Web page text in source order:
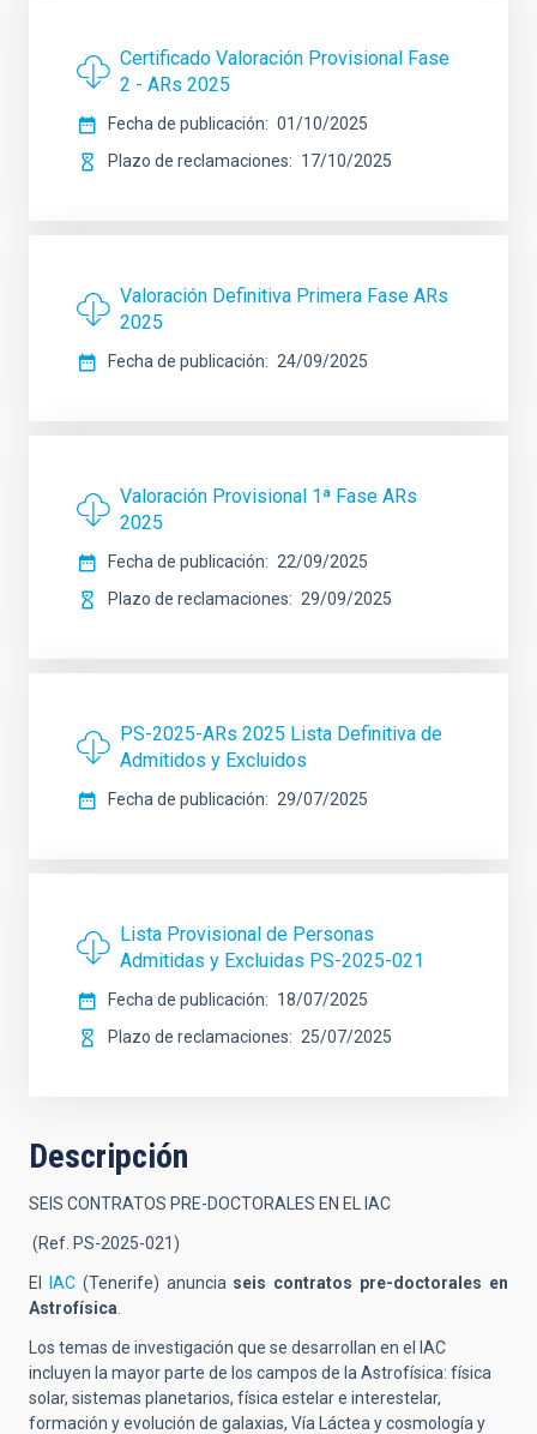
Certificado Valoración Provisional Fase
2 - ARs 2025
Fecha de publicación
01/10/2025
Plazo de reclamaciones
17/10/2025
Valoración Definitiva Primera Fase ARs
2025
Fecha de publicación 24/09/2025
Valoración Provisional 1ª Fase ARs
2025
Fecha de publicación
22/09/2025
Plazo de reclamaciones
29/09/2025
PS-2025-ARs 2025 Lista Definitiva de
Admitidos y Excluidos
Fecha de publicación 29/07/2025
Lista Provisional de Personas
Admitidas y Excluidas PS-2025-021
Fecha de publicación
18/07/2025
Plazo de reclamaciones
25/07/2025
Descripción
SEIS CONTRATOS PRE-DOCTORALES EN EL IAC
(Ref. PS-2025-021)
El IAC (Tenerife) anuncia seis contratos pre-doctorales en
Astrofísica
Los temas de investigación que se desarrollan en el IAC
incluyen la mayor parte de los campos de la Astrofísica: física
solar, sistemas planetarios, física estelar e interestelar,
formación y evolución de galaxias, Vía Láctea y cosmología y